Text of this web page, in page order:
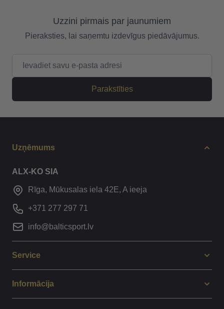
Uzzini pirmais par jaunumiem
Pieraksties, lai saņemtu izdevīgus piedāvājumus.
Parakstīties
Uzņēmums
ALX-KO SIA
Rīga, Mūkusalas iela 42E, A ieeja
+371 277 297 71
info@balticsport.lv
Service
Informācija